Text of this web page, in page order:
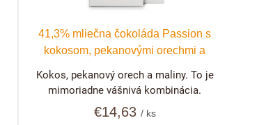
41,3% mliečna čokoláda Passion s
kokosom, pekanovými orechmi a
€14,63 / ks
Kokos, pekanový orech a maliny. To je
mimoriadne vášnivá kombinácia.